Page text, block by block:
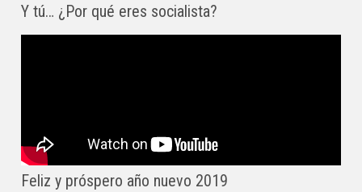
Y tú… ¿Por qué eres socialista?
Feliz y próspero año nuevo 2019